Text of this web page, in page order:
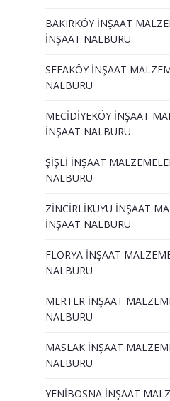
BAKIRKÖY İNŞAAT
İNŞAAT NALBURU
SEFAKÖY İNŞAAT
NALBURU
MECİDİYEKÖY İNŞAAT
İNŞAAT NALBURU
ŞİŞLİ İNŞAAT
NALBURU
ZİNCİRLİKUYU İNŞAAT
İNŞAAT NALBURU
FLORYA İNŞAAT
NALBURU
MERTER İNŞAAT
NALBURU
MASLAK İNŞAAT
NALBURU
YENİBOSNA İNŞAAT